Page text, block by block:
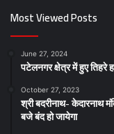
Most Viewed Posts
June 27, 2024
पटेलनगर क्षेत्र में हुए तिहरे
October 27, 2023
श्री बदरीनाथ-
बजे बंद हो जायेगा